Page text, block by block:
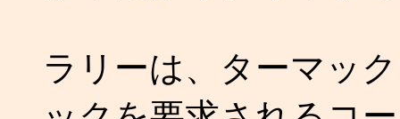
ラリーは、ターマッ